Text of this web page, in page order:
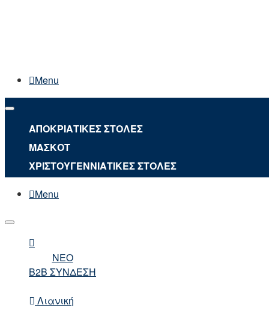
Menu
ΑΠΟΚΡΙΑΤΙΚΕΣ ΣΤΟΛΕΣ
ΜΑΣΚΟΤ
ΧΡΙΣΤΟΥΓΕΝΝΙΑΤΙΚΕΣ ΣΤΟΛΕΣ
Menu
NEO
B2B ΣΥΝΔΕΣΗ
Λιανική